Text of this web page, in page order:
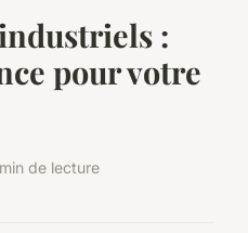
:
pour votre
de lecture